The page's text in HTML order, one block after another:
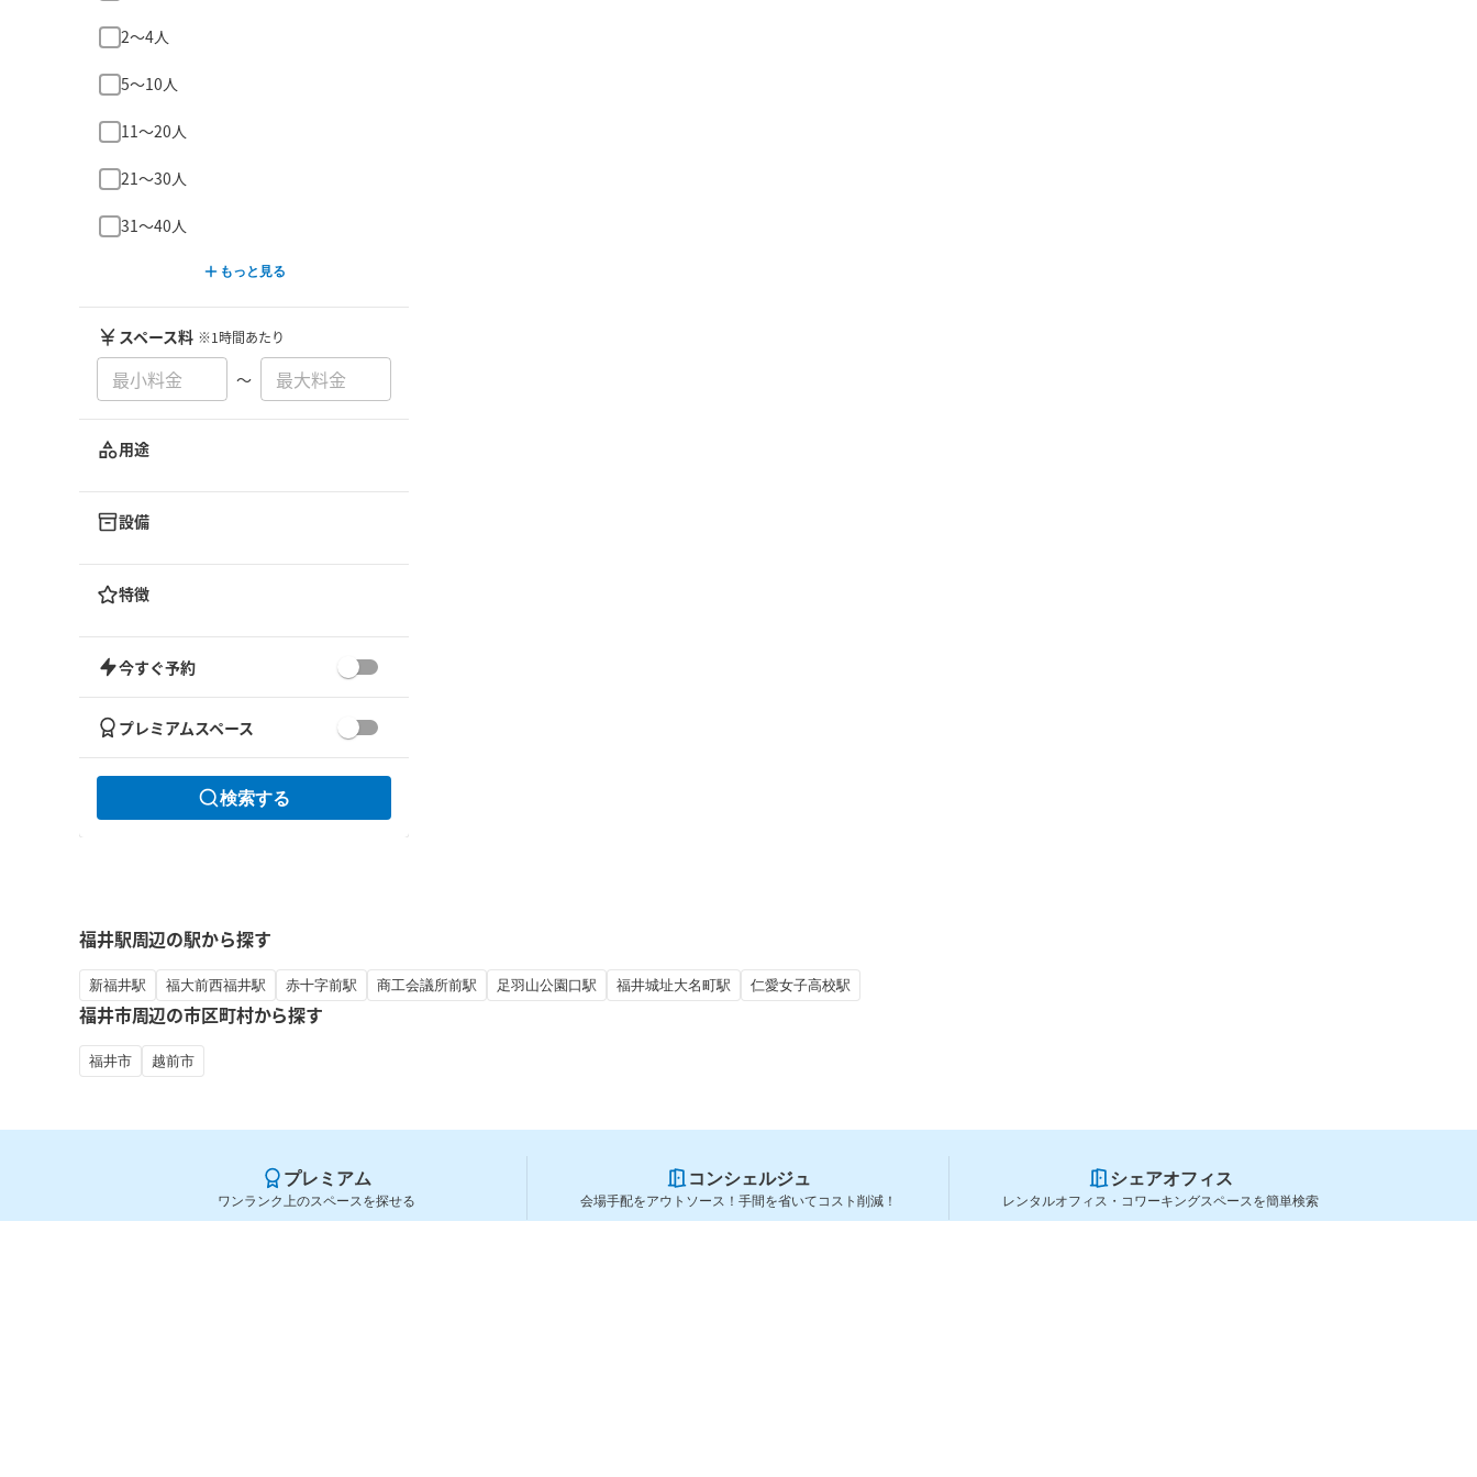
2〜4人
5〜10人
11〜20人
21〜30人
31〜40人
もっと見る
スペース料 ※1時間あたり
〜
用途
設備
特徴
今すぐ予約
プレミアムスペース
検索する
福井駅周辺の駅から探す
新福井駅 福大前西福井駅 赤十字前駅 商工会議所前駅 足羽山公園口駅 福井城址大名町駅 仁愛女子高校駅
福井市周辺の市区町村から探す
福井市 越前市
プレミアム
ワンランク上のスペースを探せる
コンシェルジュ
会場手配をアウトソース！手間を省いてコスト削減！
シェアオフィス
レンタルオフィス・コワーキングスペースを簡単検索